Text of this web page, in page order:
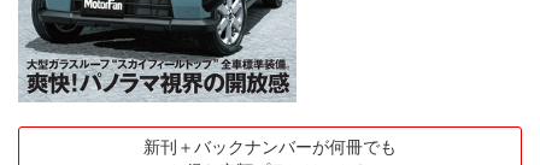
新刊＋バックナンバーが何冊でも